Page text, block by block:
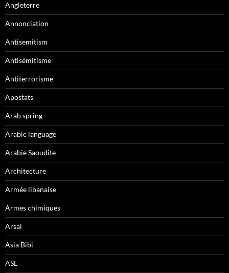
Angleterre
Annonciation
Antisemitism
Antisémitisme
Antiterrorisme
Apostats
Arab spring
Arabic language
Arabie Saoudite
Architecture
Armée libanaise
Armes chimiques
Arsal
Asia Bibi
ASL